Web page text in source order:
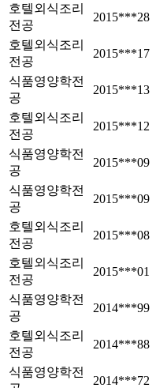
호텔외식조리
전공
2015***28
호텔외식조리
전공
2015***17
식품영양학전
공
2015***13
호텔외식조리
전공
2015***12
식품영양학전
공
2015***09
식품영양학전
공
2015***09
호텔외식조리
전공
2015***08
호텔외식조리
전공
2015***01
식품영양학전
공
2014***99
호텔외식조리
전공
2014***88
식품영양학전
2014***72